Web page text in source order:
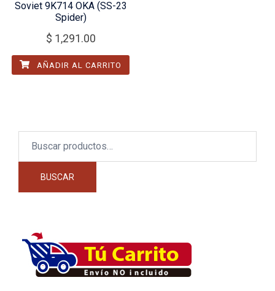
Soviet 9K714 OKA (SS-23
Spider)
$ 1,291.00
AÑADIR AL CARRITO
BUSCAR